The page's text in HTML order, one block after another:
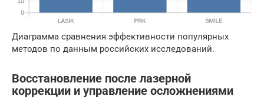
Диаграмма сравнения эффективности популярных
методов по данным российских исследований.
Восстановление после лазерной
коррекции и управление осложнениями